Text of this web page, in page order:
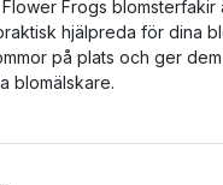
Frogs blomsterfakir
hjälpreda för dina
på plats och ger
blomälskare.